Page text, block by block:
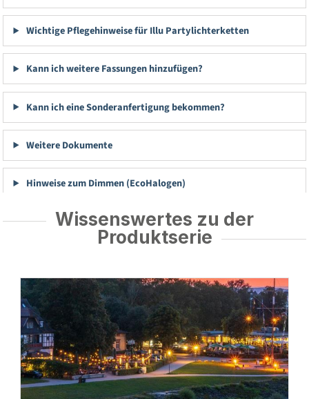
Wichtige Pflegehinweise für Illu Partylichterketten
Kann ich weitere Fassungen hinzufügen?
Kann ich eine Sonderanfertigung bekommen?
Weitere Dokumente
Hinweise zum Dimmen (EcoHalogen)
Wissenswertes zu der
Produktserie